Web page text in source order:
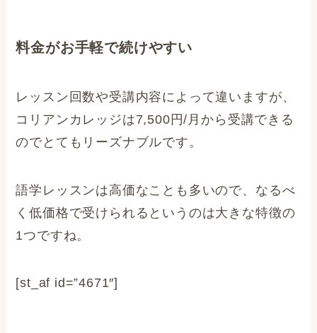
料金がお手軽で続けやすい
レッスン回数や受講内容によって違いますが、
コリアンカレッジは7,500円/月から受講できる
のでとてもリーズナブルです。
語学レッスンは高価なことも多いので、なるべ
く低価格で受けられるというのは大きな特徴の
1つですね。
[st_af id=”4671″]